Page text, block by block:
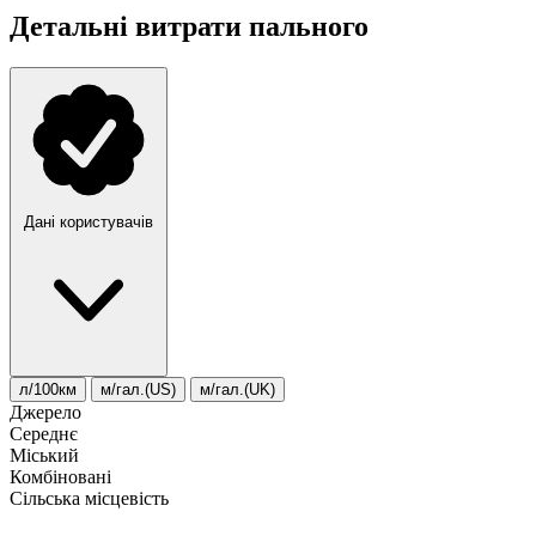
Детальні витрати пального
Дані користувачів
л/100км м/гал.(US) м/гал.(UK)
Джерело
Середнє
Міський
Комбіновані
Сільська місцевість